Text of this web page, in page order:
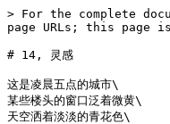
> For the complete
page URLs; this page
# 14, 灵感
这是凌晨五点的城市\
某些楼头的窗口泛着微黄\
天空洒着淡淡的青花色\